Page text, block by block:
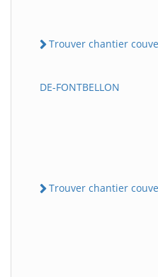
Trouver chantier
DE-FONTBELLON
Trouver chantier